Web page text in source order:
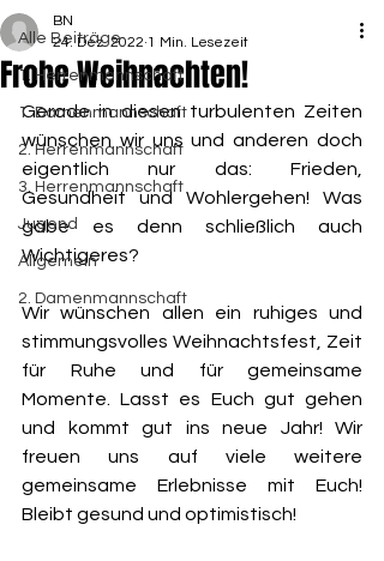
Alle Beiträge
1. Herrenmannschaft
1. Damenmannschaft
2. Herrenmannschaft
3. Herrenmannschaft
Jugend
Allgemein
2. Damenmannschaft
Frohe Weihnachten!
BN
24. Dez. 2022 1 Min. Lesezeit
Gerade in diesen turbulenten Zeiten
wünschen wir uns und anderen doch
eigentlich nur das: Frieden,
Gesundheit und Wohlergehen! Was
gäbe es denn schließlich auch
Wichtigeres?
Wir wünschen allen ein ruhiges und
stimmungsvolles Weihnachtsfest, Zeit
für Ruhe und für gemeinsame
Momente. Lasst es Euch gut gehen
und kommt gut ins neue Jahr! Wir
freuen uns auf viele weitere
gemeinsame Erlebnisse mit Euch!
Bleibt gesund und optimistisch!